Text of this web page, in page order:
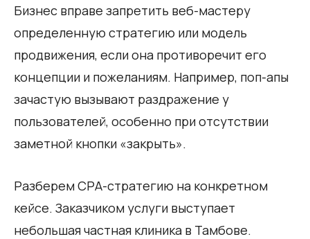
Бизнес вправе запретить веб-мастеру
определенную стратегию или модель
продвижения, если она противоречит его
концепции и пожеланиям. Например, поп-апы
зачастую вызывают раздражение у
пользователей, особенно при отсутствии
заметной кнопки «закрыть».
Разберем СРА-стратегию на конкретном
кейсе. Заказчиком услуги выступает
небольшая частная клиника в Тамбове.